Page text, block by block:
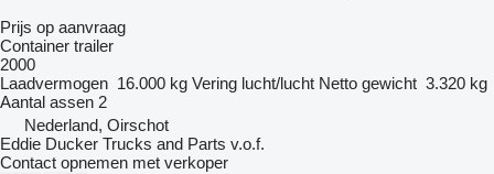
Prijs op aanvraag
Container trailer
2000
Laadvermogen 16.000 kg Vering lucht/lucht Netto gewicht 3.320 kg
Aantal assen 2
Nederland, Oirschot
Eddie Ducker Trucks and Parts v.o.f.
Contact opnemen met verkoper